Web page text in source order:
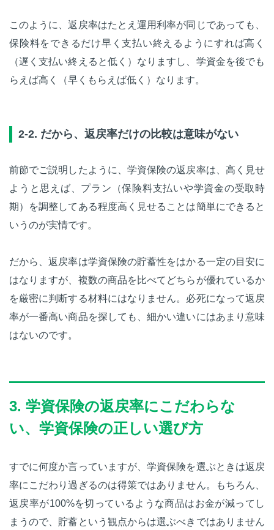
このように、返戻率はたとえ運用利率が同じであっても、
保険料をできるだけ早く支払い終えるようにすれば高く
（遅く支払い終えると低く）なりますし、学資金を後でも
らえば高く（早くもらえば低く）なります。
2-2. だから、返戻率だけの比較は意味がない
前節でご説明したように、学資保険の返戻率は、高く見せ
ようと思えば、プラン（保険料支払いや学資金の受取時
期）を調整してある程度高く見せることは簡単にできると
いうのが実情です。
だから、返戻率は学資保険の貯蓄性をはかる一定の目安に
はなりますが、複数の商品を比べてどちらが優れているか
を厳密に判断する材料にはなりません。必死になって返戻
率が一番高い商品を探しても、細かい違いにはあまり意味
はないのです。
3. 学資保険の返戻率にこだわらな
い、学資保険の正しい選び方
すでに何度か言っていますが、学資保険を選ぶときは返戻
率にこだわり過ぎるのは得策ではありません。もちろん、
返戻率が100%を切っているような商品はお金が減ってし
まうので、貯蓄という観点からは選ぶべきではありません